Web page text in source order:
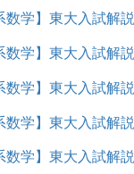
数学】東大入試解説
数学】東大入試解説
数学】東大入試解説
数学】東大入試解説
数学】東大入試解説